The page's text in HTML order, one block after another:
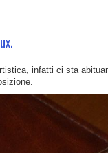
infatti ci sta